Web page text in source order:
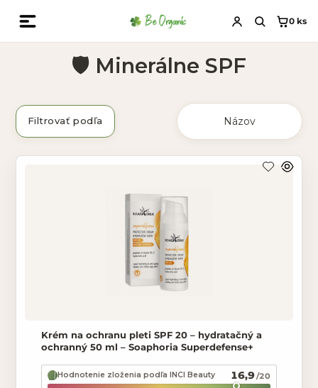
0 ks
🛡️ Minerálne SPF
Filtrovať podľa
Krém na ochranu pleti SPF 20 – hydratačný a
ochranný 50 ml – Soaphoria Superdefense+
Hodnotenie zloženia podľa INCI Beauty 16,9/20